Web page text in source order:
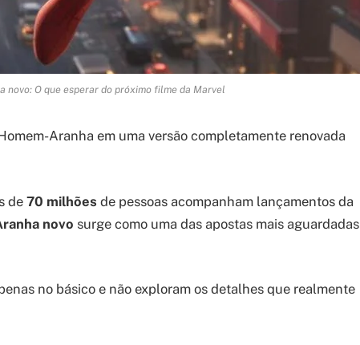
novo: O que esperar do próximo filme da Marvel
Aranha em uma versão completamente renovada
de 70 milhões de pessoas acompanham lançamentos da
novo surge como uma das apostas mais aguardadas
no básico e não exploram os detalhes que realmente